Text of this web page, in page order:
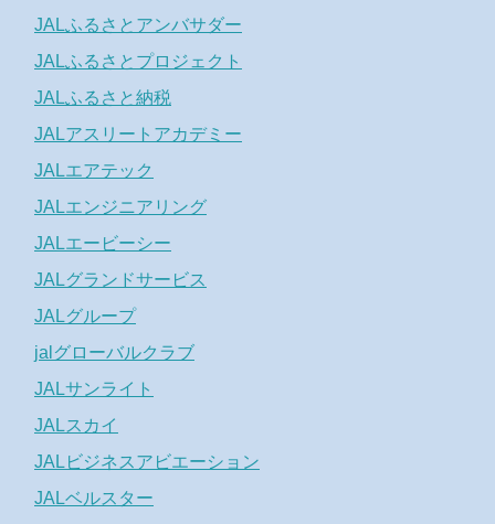
JALふるさとアンバサダー
JALふるさとプロジェクト
JALふるさと納税
JALアスリートアカデミー
JALエアテック
JALエンジニアリング
JALエービーシー
JALグランドサービス
JALグループ
jalグローバルクラブ
JALサンライト
JALスカイ
JALビジネスアビエーション
JALベルスター